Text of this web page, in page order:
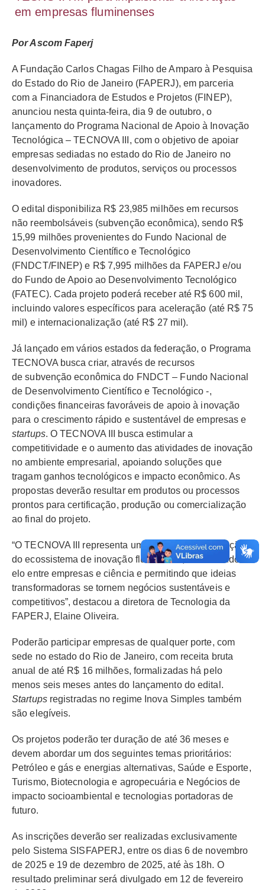
em empresas fluminenses
Por Ascom Faperj
A Fundação Carlos Chagas Filho de Amparo à Pesquisa
do Estado do Rio de Janeiro (FAPERJ), em parceria
com a Financiadora de Estudos e Projetos (FINEP),
anunciou nesta quinta-feira, dia 9 de outubro, o
lançamento do Programa Nacional de Apoio à Inovação
Tecnológica – TECNOVA III, com o objetivo de apoiar
empresas sediadas no estado do Rio de Janeiro no
desenvolvimento de produtos, serviços ou processos
inovadores.
O edital disponibiliza R$ 23,985 milhões em recursos
não reembolsáveis (subvenção econômica), sendo R$
15,99 milhões provenientes do Fundo Nacional de
Desenvolvimento Científico e Tecnológico
(FNDCT/FINEP) e R$ 7,995 milhões da FAPERJ e/ou
do Fundo de Apoio ao Desenvolvimento Tecnológico
(FATEC). Cada projeto poderá receber até R$ 600 mil,
incluindo valores específicos para aceleração (até R$ 75
mil) e internacionalização (até R$ 27 mil).
Já lançado em vários estados da federação, o Programa
TECNOVA busca criar, através de recursos
de subvenção econômica do FNDCT – Fundo Nacional
de Desenvolvimento Científico e Tecnológico -,
condições financeiras favoráveis de apoio à inovação
para o crescimento rápido e sustentável de empresas e
startups. O TECNOVA III busca estimular a
competitividade e o aumento das atividades de inovação
no ambiente empresarial, apoiando soluções que
tragam ganhos tecnológicos e impacto econômico. As
propostas deverão resultar em produtos ou processos
prontos para certificação, produção ou comercialização
ao final do projeto.
“O TECNOVA III representa um marco na consolidação
do ecossistema de inovação fluminense, fortalecendo o
elo entre empresas e ciência e permitindo que ideias
transformadoras se tornem negócios sustentáveis e
competitivos”, destacou a diretora de Tecnologia da
FAPERJ, Elaine Oliveira.
Poderão participar empresas de qualquer porte, com
sede no estado do Rio de Janeiro, com receita bruta
anual de até R$ 16 milhões, formalizadas há pelo
menos seis meses antes do lançamento do edital.
Startupsregistradas no regime Inova Simples também
são elegíveis.
Os projetos poderão ter duração de até 36 meses e
devem abordar um dos seguintes temas prioritários:
Petróleo e gás e energias alternativas, Saúde e Esporte,
Turismo, Biotecnologia e agropecuária e Negócios de
impacto socioambiental e tecnologias portadoras de
futuro.
As inscrições deverão ser realizadas exclusivamente
pelo Sistema SISFAPERJ, entre os dias 6 de novembro
de 2025 e 19 de dezembro de 2025, até às 18h. O
resultado preliminar será divulgado em 12 de fevereiro